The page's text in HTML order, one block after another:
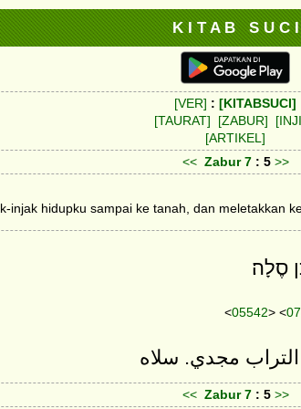
K I T A B S U C I
[VER] : [KITABSUCI]
[TAURAT]
[ZABUR]
[ARTIKEL]
<< Zabur 7 : 5 >>
hidupku sampai ke tanah, dan meletakkan
<05542> <
مجدي. سلاه
<< Zabur 7 : 5 >>